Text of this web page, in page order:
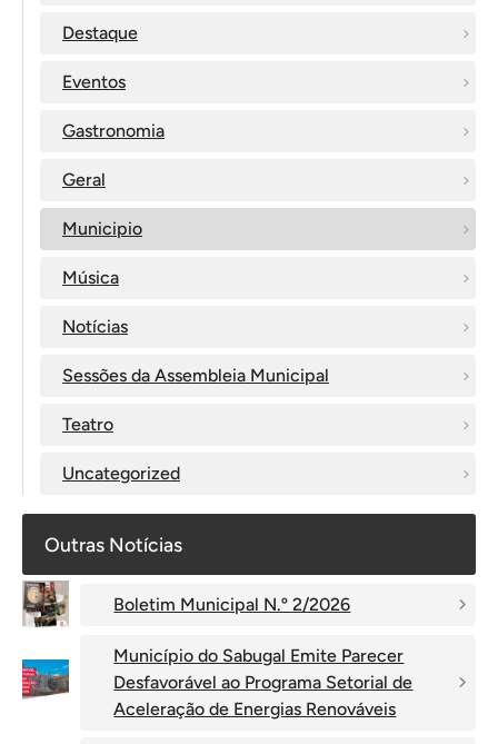
Destaque
Eventos
Gastronomia
Geral
Municipio
Música
Notícias
Sessões da Assembleia Municipal
Teatro
Uncategorized
Outras Notícias
Boletim Municipal N.º 2/2026
Município do Sabugal Emite Parecer
Desfavorável ao Programa Setorial de
Aceleração de Energias Renováveis